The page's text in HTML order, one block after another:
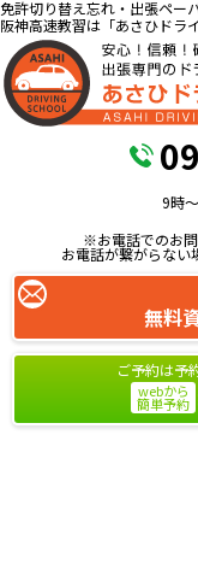
免許切り替え忘れ・出張ペー
阪神高速教習は「あさひドラ
9時
※お電話でのお問
お電話が繋がらない
無料
ご予約は予
webから
簡単予約